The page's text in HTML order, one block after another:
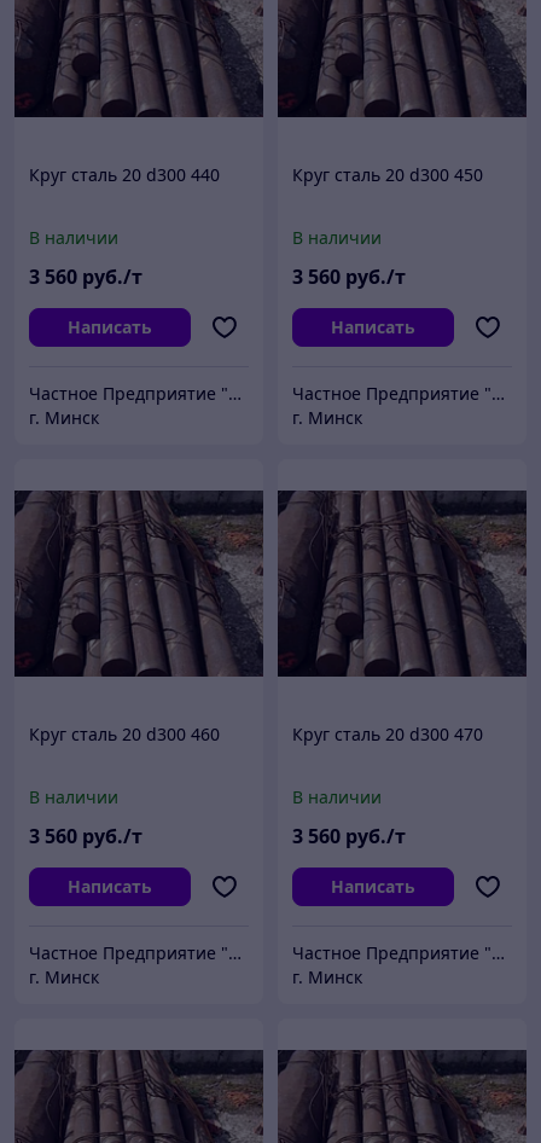
Круг сталь 20 d300 440
В наличии
3 560 руб./т
Написать
Частное Предприятие "ПромШтамп"
г. Минск
Круг сталь 20 d300 450
В наличии
3 560 руб./т
Написать
Частное Предприятие "ПромШтамп"
г. Минск
Круг сталь 20 d300 460
В наличии
3 560 руб./т
Написать
Частное Предприятие "ПромШтамп"
г. Минск
Круг сталь 20 d300 470
В наличии
3 560 руб./т
Написать
Частное Предприятие "ПромШтамп"
г. Минск